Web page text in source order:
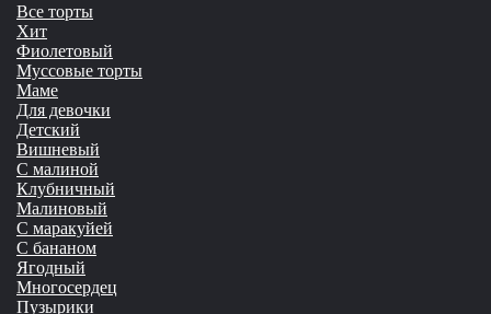
Все торты
Хит
Фиолетовый
Муссовые торты
Маме
Для девочки
Детский
Вишневый
С малиной
Клубничный
Малиновый
С маракуйей
С бананом
Ягодный
Многосердец
Пузырики